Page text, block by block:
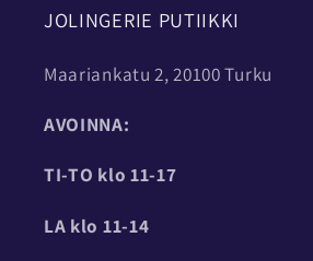
JOLINGERIE PUTIIKKI
Maariankatu 2, 20100 Turku
AVOINNA:
TI-TO klo 11-17
LA klo 11-14